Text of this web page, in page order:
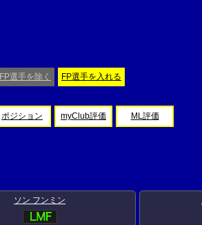
FP選手を除く FP選手を入れる
ポジション myClub評価 ML評価
ソン フンミン